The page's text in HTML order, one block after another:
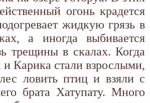
огонь крадется
жидкую грязь в
а иногда выбивается
трещины в скалах. Когда
Карика стали взрослыми,
ловить птиц и взяли с
брата Хатупату. Много